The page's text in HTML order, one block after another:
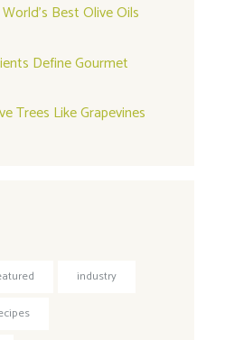
Best Olive Oils
Define Gourmet
Trees Like Grapevines
industry